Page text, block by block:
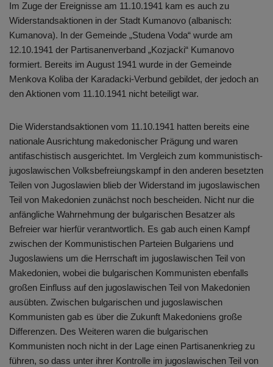
Im Zuge der Ereignisse am 11.10.1941 kam es auch zu
Widerstandsaktionen in der Stadt Kumanovo (albanisch:
Kumanova). In der Gemeinde „Studena Voda“ wurde am
12.10.1941 der Partisanenverband „Kozjacki“ Kumanovo
formiert. Bereits im August 1941 wurde in der Gemeinde
Menkova Koliba der Karadacki-Verbund gebildet, der jedoch an
den Aktionen vom 11.10.1941 nicht beteiligt war.
Die Widerstandsaktionen vom 11.10.1941 hatten bereits eine
nationale Ausrichtung makedonischer Prägung und waren
antifaschistisch ausgerichtet. Im Vergleich zum kommunistisch-
jugoslawischen Volksbefreiungskampf in den anderen besetzten
Teilen von Jugoslawien blieb der Widerstand im jugoslawischen
Teil von Makedonien zunächst noch bescheiden. Nicht nur die
anfängliche Wahrnehmung der bulgarischen Besatzer als
Befreier war hierfür verantwortlich. Es gab auch einen Kampf
zwischen der Kommunistischen Parteien Bulgariens und
Jugoslawiens um die Herrschaft im jugoslawischen Teil von
Makedonien, wobei die bulgarischen Kommunisten ebenfalls
großen Einfluss auf den jugoslawischen Teil von Makedonien
ausübten. Zwischen bulgarischen und jugoslawischen
Kommunisten gab es über die Zukunft Makedoniens große
Differenzen. Des Weiteren waren die bulgarischen
Kommunisten noch nicht in der Lage einen Partisanenkrieg zu
führen, so dass unter ihrer Kontrolle im jugoslawischen Teil von